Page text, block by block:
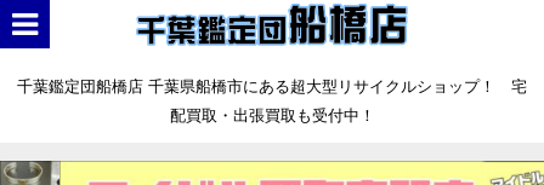
千葉鑑定団船橋店 千葉県船橋市にある超大型リサイクルショップ！ 宅
配買取・出張買取も受付中！